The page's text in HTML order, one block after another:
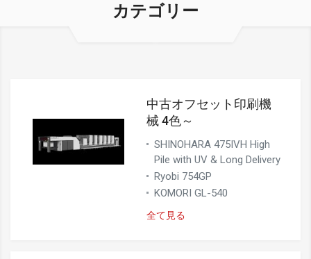
カテゴリー
中古オフセット印刷機
械 4色～
SHINOHARA 475IVH High
Pile with UV & Long Delivery
Ryobi 754GP
KOMORI GL-540
全て見る